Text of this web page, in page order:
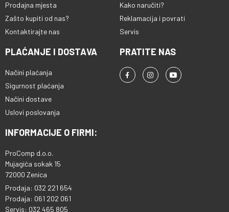
Prodajna mjesta
Zašto kupiti od nas?
Kontaktirajte nas
Kako naručiti?
Reklamacija i povrati
Servis
PLAĆANJE I DOSTAVA
Načini plaćanja
Sigurnost plaćanja
Načini dostave
Uslovi poslovanja
PRATITE NAS
INFORMACIJE O FIRMI:
ProComp d.o.o.
Mujagića sokak 15
72000 Zenica
Prodaja: 032 221 654
Prodaja: 061 202 061
Servis: 032 465 805